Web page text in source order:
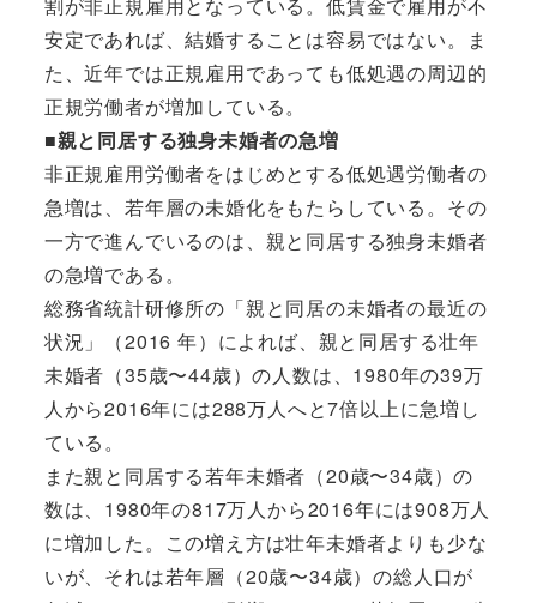
安定であれば、結婚することは容易ではない。ま
た、近年では正規雇用であっても低処遇の周辺的
正規労働者が増加している。
■親と同居する独身未婚者の急増
非正規雇用労働者をはじめとする低処遇労働者の
急増は、若年層の未婚化をもたらしている。その
一方で進んでいるのは、親と同居する独身未婚者
の急増である。
総務省統計研修所の「親と同居の未婚者の最近の
状況」（2016 年）によれば、親と同居する壮年
未婚者（35歳〜44歳）の人数は、1980年の39万
人から2016年には288万人へと7倍以上に急増し
ている。
また親と同居する若年未婚者（20歳〜34歳）の
数は、1980年の817万人から2016年には908万人
に増加した。この増え方は壮年未婚者よりも少な
いが、それは若年層（20歳〜34歳）の総人口が